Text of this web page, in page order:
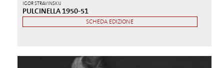
IGOR STRAVINSKIJ
PULCINELLA 1950-51
SCHEDA EDIZIONE